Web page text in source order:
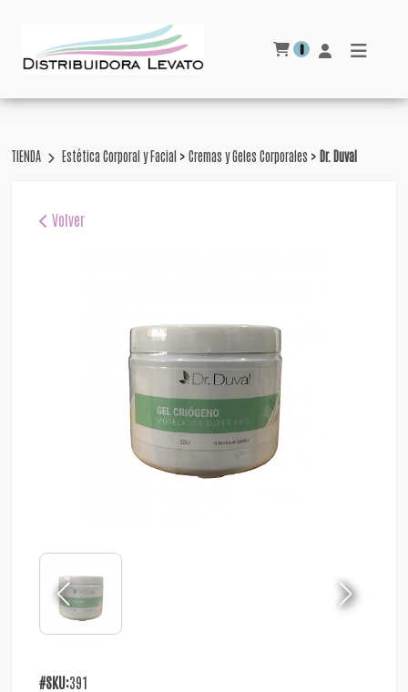
0
TIENDA Estética Corporal y Facial > Cremas y Geles Corporales > Dr. Duval
Volver
#SKU:391